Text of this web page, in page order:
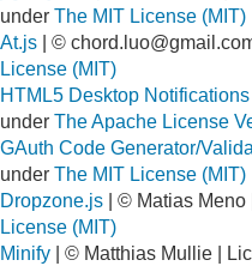
under The MIT License (MIT)
At.js | ©
License (MIT)
HTML5 Desktop Notifications
under The Apache License
GAuth Code Generator/
under The MIT License (MIT)
Dropzone.js | © Matias
License (MIT)
Minify | © Matthias Mullie |